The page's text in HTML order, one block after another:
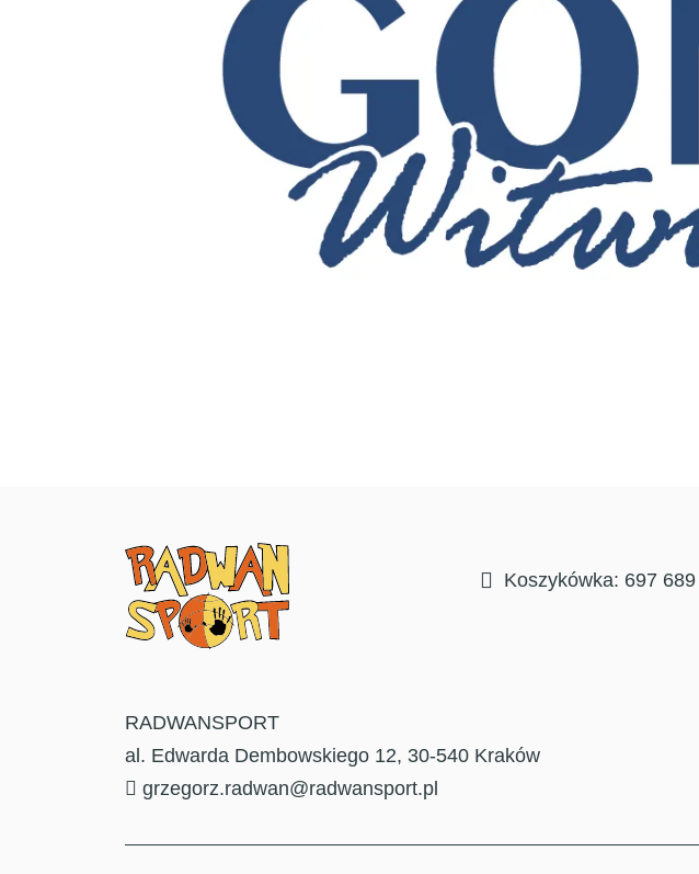
Koszykówka: 697
RADWANSPORT
al. Edwarda Dembowskiego 12, 30-540 Kraków
grzegorz.radwan@radwansport.pl